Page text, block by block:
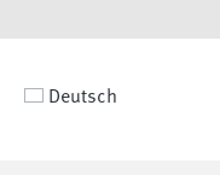
Deutsch